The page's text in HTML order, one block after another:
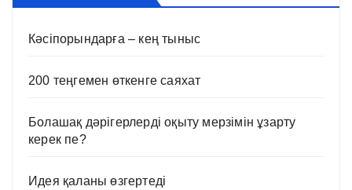
Кәсіпорындарға – кең тыныс
200 теңгемен өткенге саяхат
Болашақ дәрігерлерді оқыту мерзімін ұзарту
керек пе?
Идея қаланы өзгертеді